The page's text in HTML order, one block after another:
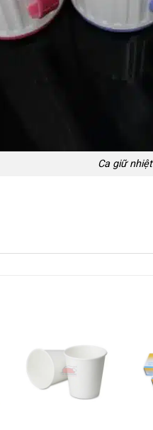
Ca giữ nhiệt